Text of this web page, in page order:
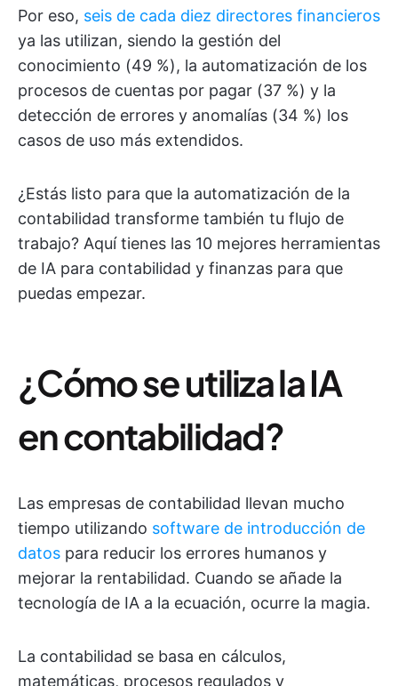
Por eso, seis de cada diez directores financieros
ya las utilizan, siendo la gestión del
conocimiento (49 %), la automatización de los
procesos de cuentas por pagar (37 %) y la
detección de errores y anomalías (34 %) los
casos de uso más extendidos.
¿Estás listo para que la automatización de la
contabilidad transforme también tu flujo de
trabajo? Aquí tienes las 10 mejores herramientas
de IA para contabilidad y finanzas para que
puedas empezar.
¿Cómo se utiliza la IA
en contabilidad?
Las empresas de contabilidad llevan mucho
tiempo utilizando software de introducción de
datos para reducir los errores humanos y
mejorar la rentabilidad. Cuando se añade la
tecnología de IA a la ecuación, ocurre la magia.
La contabilidad se basa en cálculos,
matemáticas, procesos regulados y